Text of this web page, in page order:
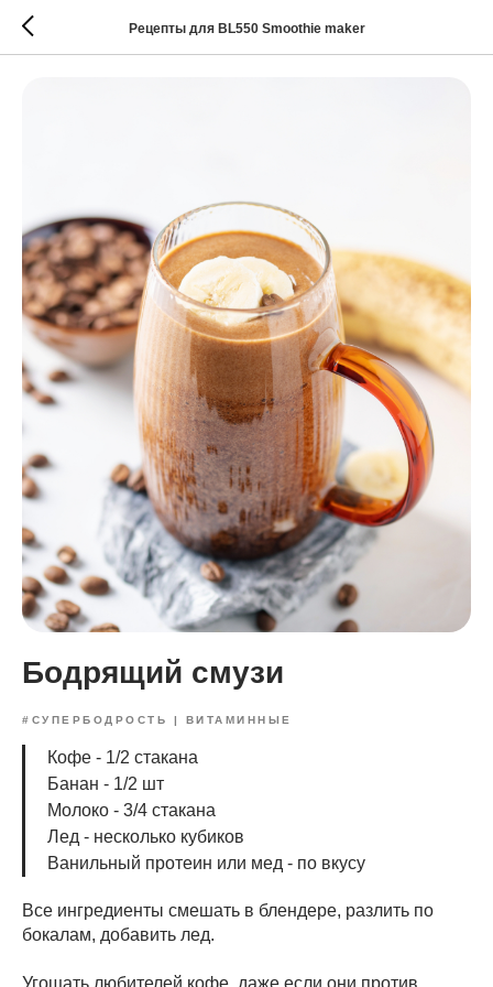
Рецепты для BL550 Smoothie maker
Бодрящий смузи
#СУПЕРБОДРОСТЬ | ВИТАМИННЫЕ
Кофе - 1/2 стакана
Банан - 1/2 шт
Молоко - 3/4 стакана
Лед - несколько кубиков
Ванильный протеин или мед - по вкусу
Все ингредиенты смешать в блендере, разлить по
бокалам, добавить лед.